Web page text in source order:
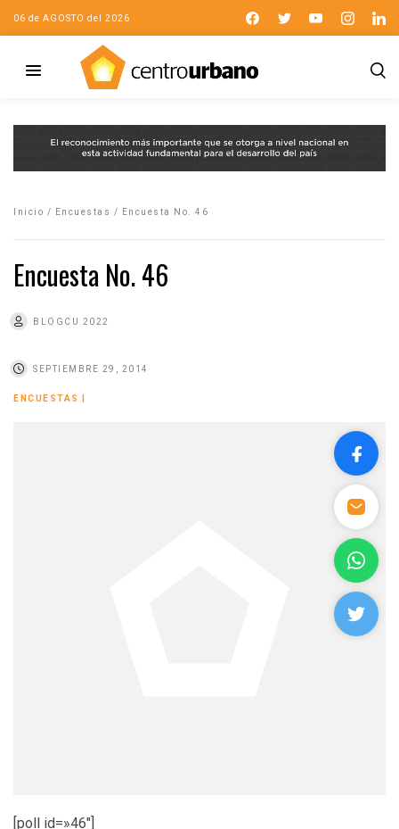
06 de AGOSTO del 2026
Inicio / Encuestas / Encuesta No. 46
Encuesta No. 46
BLOGCU 2022
SEPTIEMBRE 29, 2014
ENCUESTAS
[poll id=»46″]